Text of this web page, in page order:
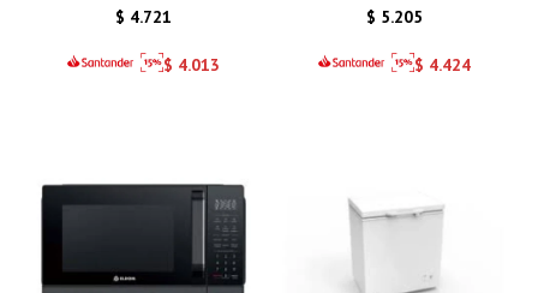
$ 4.721
$ 4.013
$ 5.205
$ 4.424